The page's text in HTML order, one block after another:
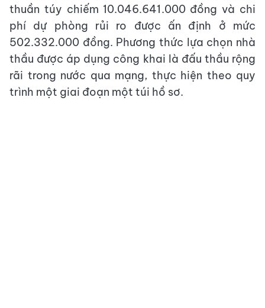
thuần túy chiếm 10.046.641.000 đồng và chi
phí dự phòng rủi ro được ấn định ở mức
502.332.000 đồng. Phương thức lựa chọn nhà
thầu được áp dụng công khai là đấu thầu rộng
rãi trong nước qua mạng, thực hiện theo quy
trình một giai đoạn một túi hồ sơ.